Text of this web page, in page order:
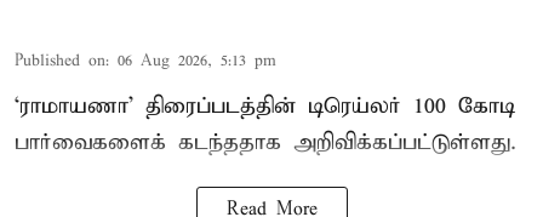
Published on: 06 Aug 2026, 5:13 pm
‘ராமாயணா’ திரைப்படத்தின் டிரெய்லர் 100 கோடி
பார்வைகளைக் கடந்ததாக அறிவிக்கப்பட்டுள்ளது.
Read More